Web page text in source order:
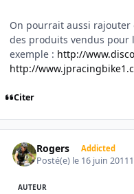
On pourrait aussi
des produits vendus pour
exemple : http://
http://
Citer
Rogers Addicted
Posté(e) le 16 juin 2011
AUTEUR